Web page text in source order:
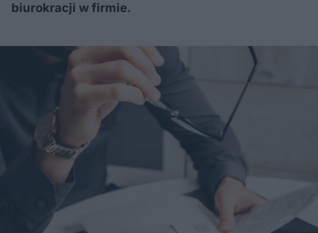
biurokracji w firmie.